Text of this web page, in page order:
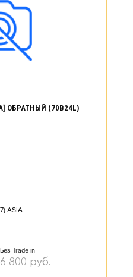
ОБРАТНЫЙ (70B24L)
ASIA
Без Trade-in
6 800 руб.